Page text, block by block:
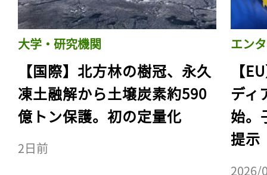
大学・研究機関
【国際】北方林の樹冠、永久
凍土融解から土壌炭素約590
億トン保護。初の定量化
2日前
エン
【
ディ
始。
提示
2026/